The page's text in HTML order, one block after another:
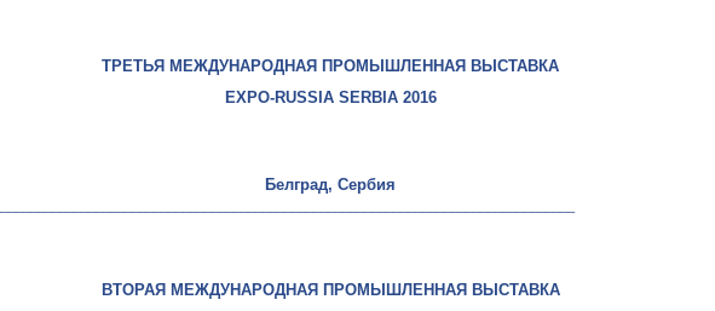
ТРЕТЬЯ МЕЖДУНАРОДНАЯ ПРОМЫШЛЕННАЯ ВЫСТАВКА
EXPO-RUSSIA SERBIA 2016
Белград, Сербия
ВТОРАЯ МЕЖДУНАРОДНАЯ ПРОМЫШЛЕННАЯ ВЫСТАВКА